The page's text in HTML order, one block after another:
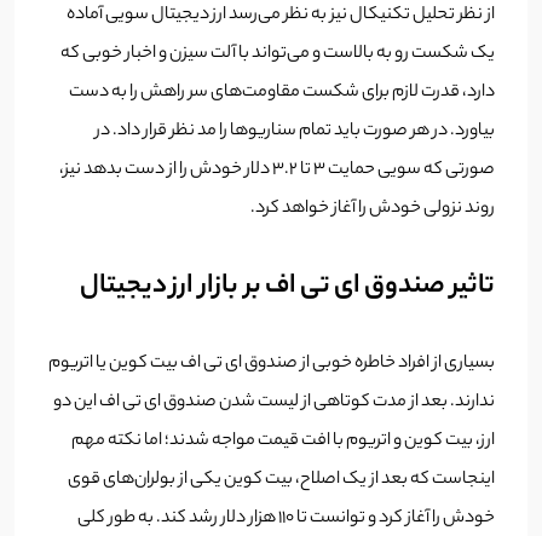
از نظر تحلیل تکنیکال نیز به نظر می‌رسد ارز دیجیتال سویی آماده
یک شکست رو به بالاست و می‌تواند با آلت سیزن و اخبار خوبی که
دارد، قدرت لازم برای شکست مقاومت‌های سر راهش را به دست
بیاورد. در هر صورت باید تمام سناریوها را مد نظر قرار داد. در
صورتی که سویی حمایت 3 تا 3.2 دلار خودش را از دست بدهد نیز،
روند نزولی خودش را آغاز خواهد کرد.
تاثیر صندوق ای تی اف بر بازار ارز دیجیتال
بسیاری از افراد خاطره خوبی از صندوق ای تی اف بیت کوین یا اتریوم
ندارند. بعد از مدت کوتاهی از لیست شدن صندوق ای تی اف این دو
ارز، بیت کوین و اتریوم با افت قیمت مواجه شدند؛ اما نکته مهم
اینجاست که بعد از یک اصلاح، بیت کوین یکی از بولران‌های قوی
خودش را آغاز کرد و توانست تا 110 هزار دلار رشد کند. به طور کلی